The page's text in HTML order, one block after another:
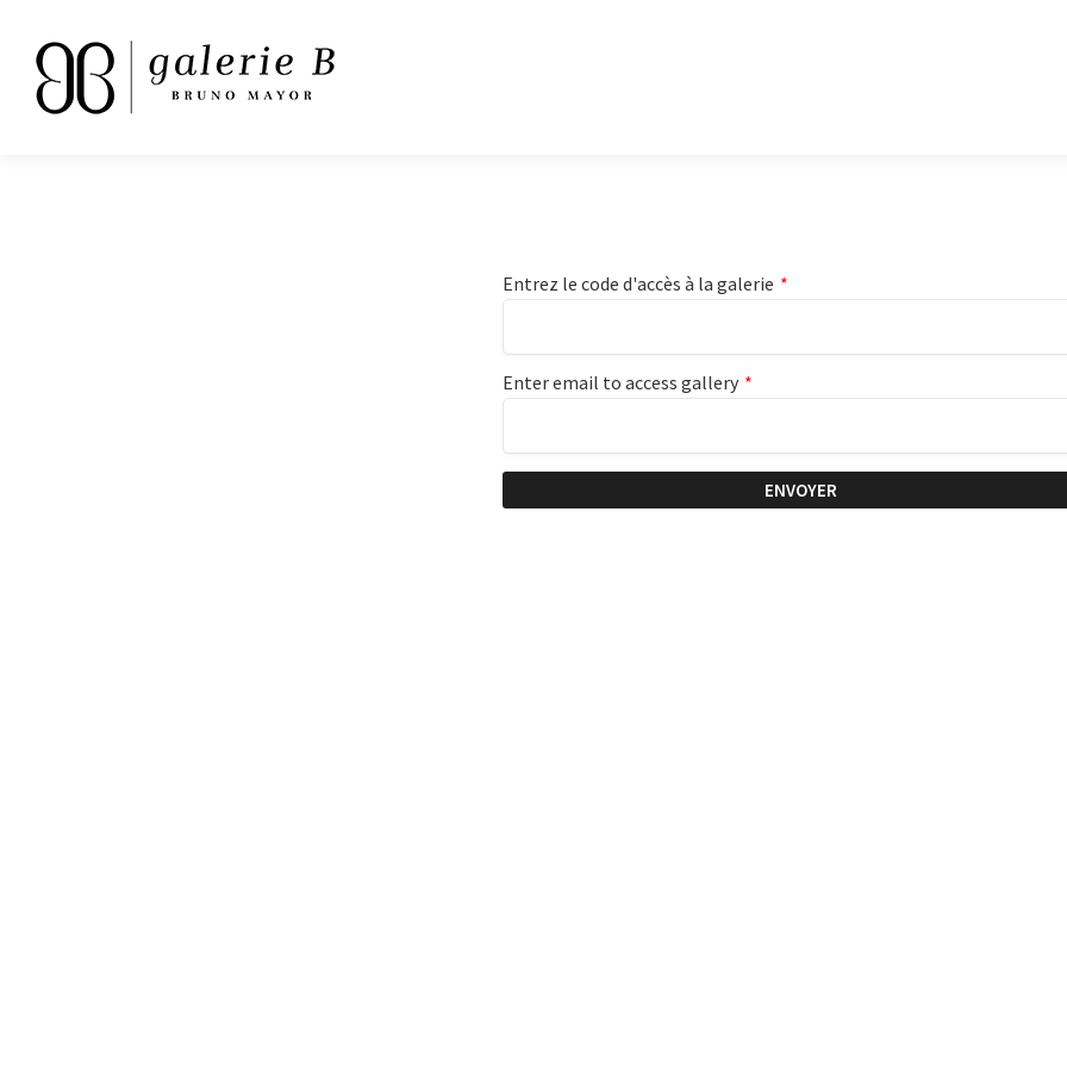
Entrez le code d'accès à la galerie *
Enter email to access gallery *
ENVOYER